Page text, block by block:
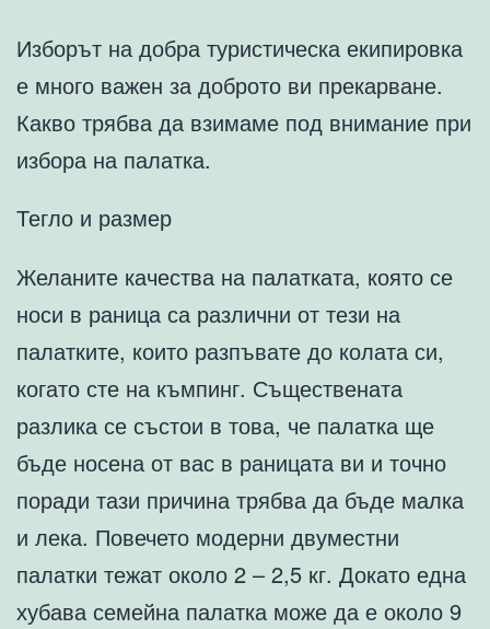
Изборът на добра туристическа екипировка
е много важен за доброто ви прекарване.
Какво трябва да взимаме под внимание при
избора на палатка.
Тегло и размер
Желаните качества на палатката, която се
носи в раница са различни от тези на
палатките, които разпъвате до колата си,
когато сте на къмпинг. Съществената
разлика се състои в това, че палатка ще
бъде носена от вас в раницата ви и точно
поради тази причина трябва да бъде малка
и лека. Повечето модерни двуместни
палатки тежат около 2 – 2,5 кг. Докато една
хубава семейна палатка може да е около 9